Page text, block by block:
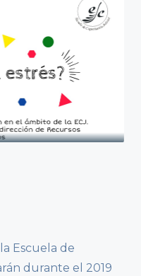
Escuela de
durante el 2019